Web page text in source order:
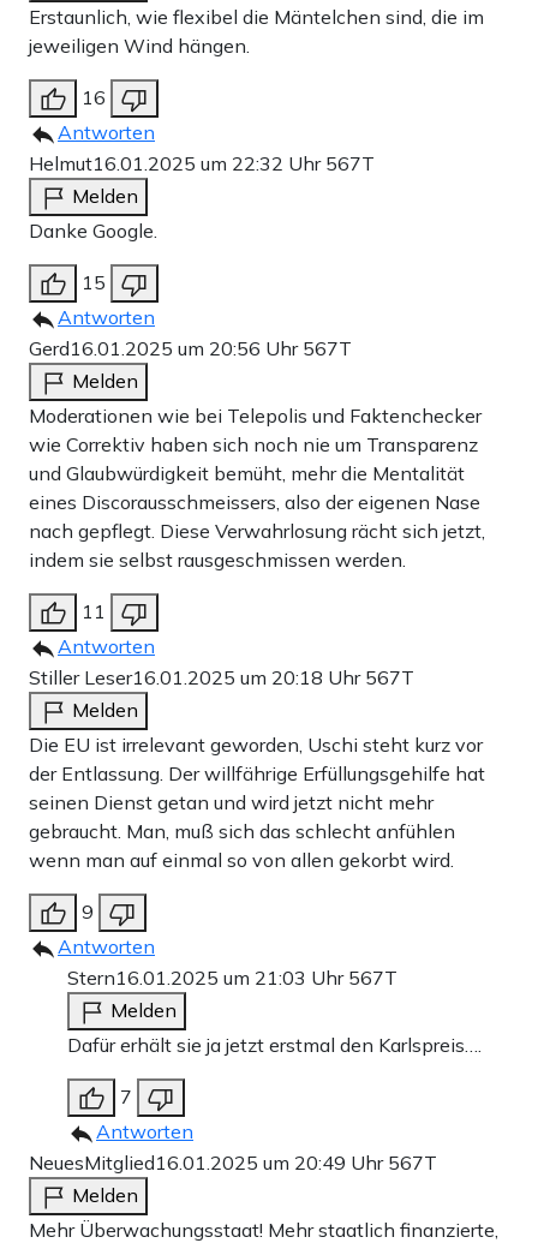
Erstaunlich, wie flexibel die Mäntelchen sind, die im
jeweiligen Wind hängen.
16
Antworten
Helmut16.01.2025 um 22:32 Uhr 567T
Melden
Danke Google.
15
Antworten
Gerd16.01.2025 um 20:56 Uhr 567T
Melden
Moderationen wie bei Telepolis und Faktenchecker
wie Correktiv haben sich noch nie um Transparenz
und Glaubwürdigkeit bemüht, mehr die Mentalität
eines Discorausschmeissers, also der eigenen Nase
nach gepflegt. Diese Verwahrlosung rächt sich jetzt,
indem sie selbst rausgeschmissen werden.
11
Antworten
Stiller Leser16.01.2025 um 20:18 Uhr 567T
Melden
Die EU ist irrelevant geworden, Uschi steht kurz vor
der Entlassung. Der willfährige Erfüllungsgehilfe hat
seinen Dienst getan und wird jetzt nicht mehr
gebraucht. Man, muß sich das schlecht anfühlen
wenn man auf einmal so von allen gekorbt wird.
9
Antworten
Stern16.01.2025 um 21:03 Uhr 567T
Melden
Dafür erhält sie ja jetzt erstmal den Karlspreis….
7
Antworten
NeuesMitglied16.01.2025 um 20:49 Uhr 567T
Melden
Mehr Überwachungsstaat! Mehr staatlich finanzierte,